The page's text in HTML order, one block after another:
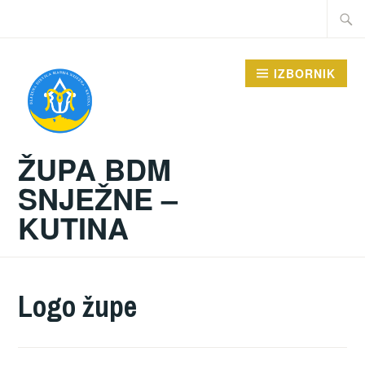
Traži:
ŽUPA BDM
SNJEŽNE –
KUTINA
IZBORNIK
Logo župe